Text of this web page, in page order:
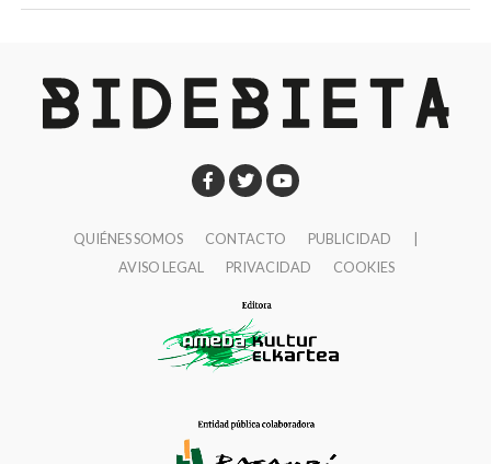
QUIÉNES SOMOS CONTACTO PUBLICIDAD
AVISO LEGAL
PRIVACIDAD COOKIES